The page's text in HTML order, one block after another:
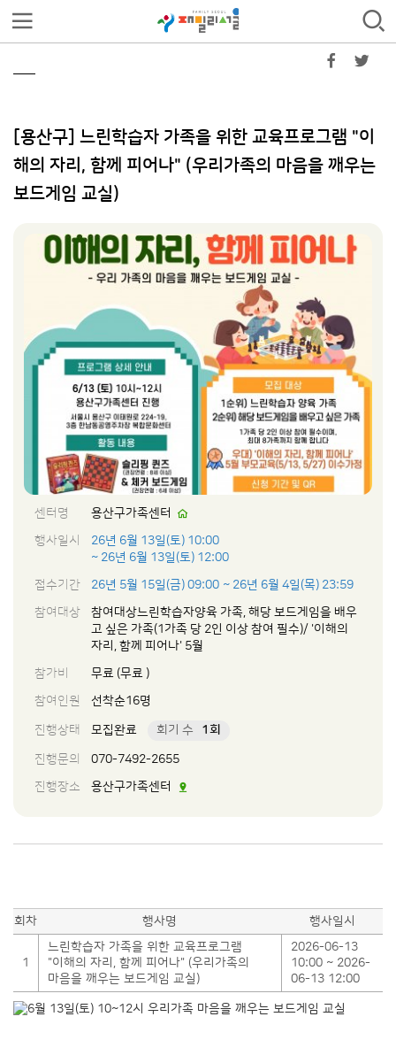
[용산구] 느린학습자 가족을 위한 교육프로그램 "이
해의 자리, 함께 피어나" (우리가족의 마음을 깨우는
보드게임 교실)
센터명
용산구가족센터
행사일시
26년 6월 13일(토) 10:00
~ 26년 6월 13일(토) 12:00
접수기간
26년 5월 15일(금) 09:00 ~ 26년 6월 4일(목) 23:59
참여대상
참여대상느린학습자양육 가족, 해당 보드게임을 배우
고 싶은 가족(1가족 당 2인 이상 참여 필수)/ '이해의
자리, 함께 피어나' 5월
참가비
무료 (무료 )
참여인원
선착순16명
진행상태 모집완료 회기 수 1회
진행문의
070-7492-2655
진행장소
용산구가족센터
회차 행사명 행사일시
1
느린학습자 가족을 위한 교육프로그램
"이해의 자리, 함께 피어나" (우리가족의
마음을 깨우는 보드게임 교실)
2026-06-13
10:00 ~ 2026-
06-13 12:00